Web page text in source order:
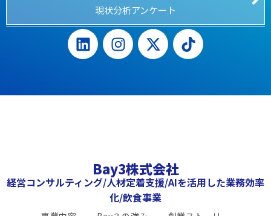
現状分析アンケート
Bay3株式会社
経営コンサルティング/人材定着支援/AIを活用した業務効率
化/飲食事業